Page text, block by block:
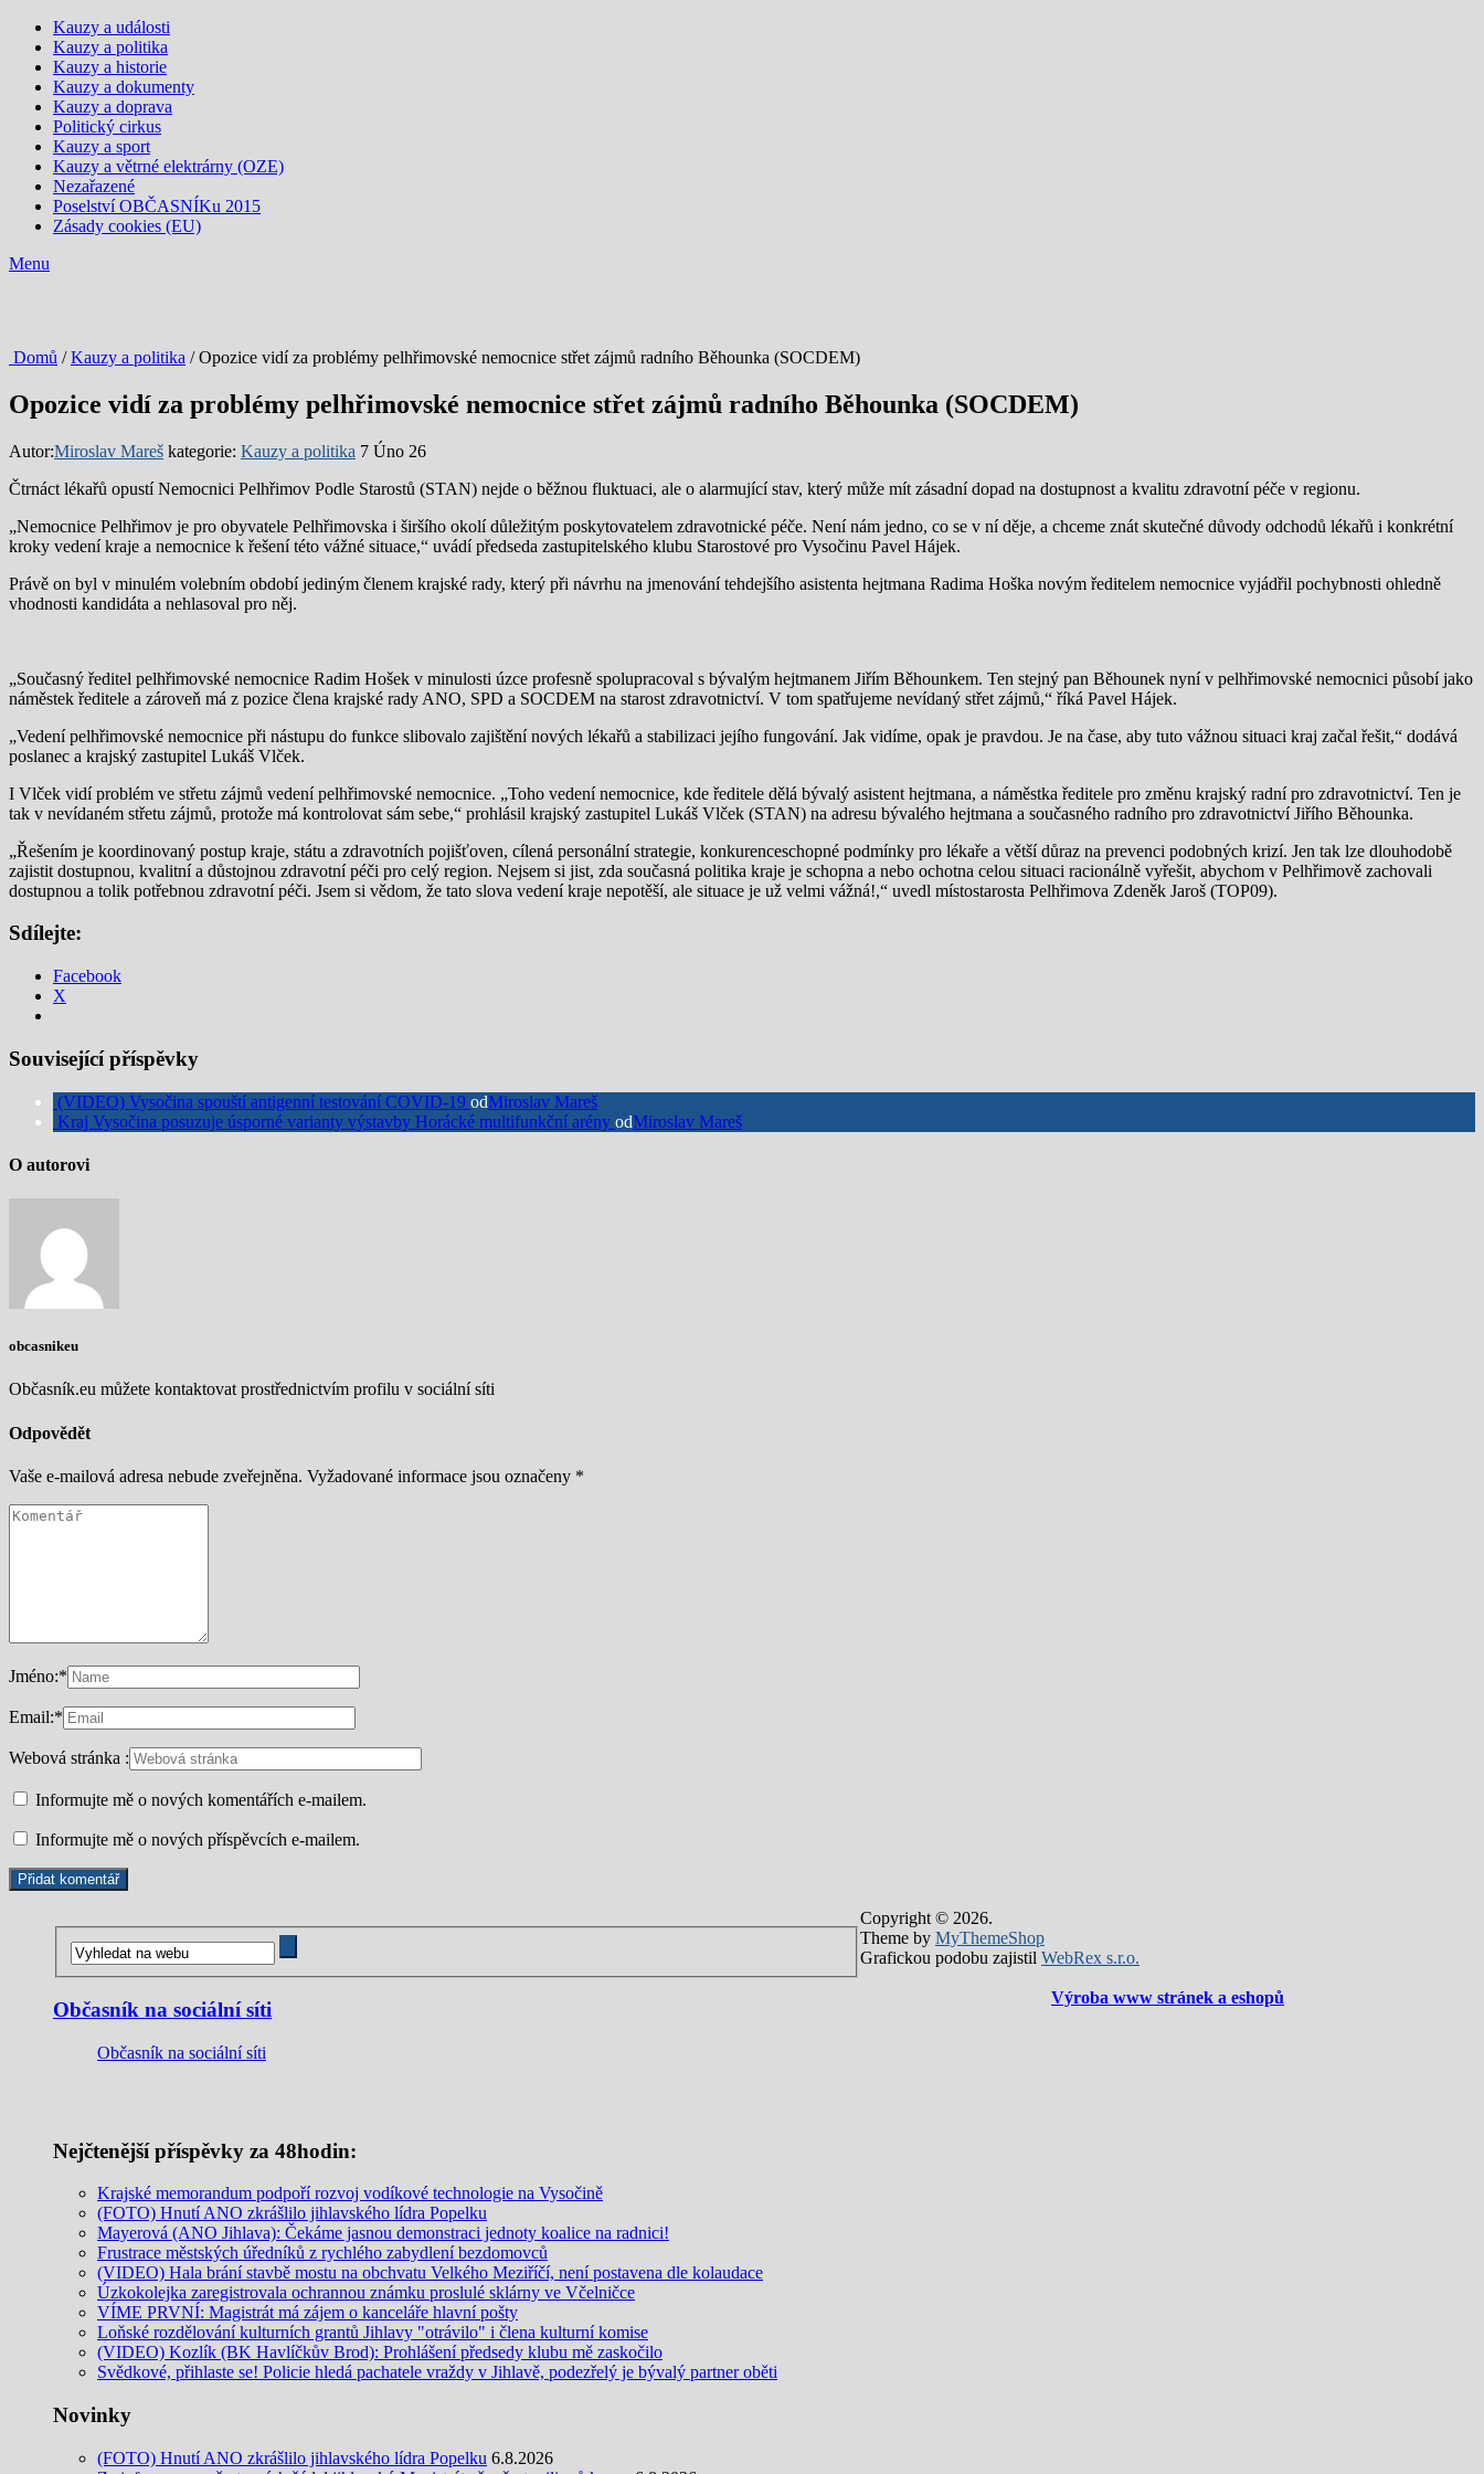
Kauzy a události
Kauzy a politika
Kauzy a historie
Kauzy a dokumenty
Kauzy a doprava
Politický cirkus
Kauzy a sport
Kauzy a větrné elektrárny (OZE)
Nezařazené
Poselství OBČASNÍKu 2015
Zásady cookies (EU)
Menu
Domů /Kauzy a politika / Opozice vidí za problémy pelhřimovské nemocnice střet zájmů radního Běhounka (SOCDEM)
Opozice vidí za problémy pelhřimovské nemocnice střet zájmů radního Běhounka (SOCDEM)
Autor:Miroslav Mareš kategorie: Kauzy a politika 7 Úno 26
Čtrnáct lékařů opustí Nemocnici Pelhřimov Podle Starostů (STAN) nejde o běžnou fluktuaci, ale o alarmující stav, který může mít zásadní dopad na dostupnost a kvalitu zdravotní péče v regionu.
„Nemocnice Pelhřimov je pro obyvatele Pelhřimovska i širšího okolí důležitým poskytovatelem zdravotnické péče. Není nám jedno, co se v ní děje, a chceme znát skutečné důvody odchodů lékařů i konkrétní
kroky vedení kraje a nemocnice k řešení této vážné situace,“ uvádí předseda zastupitelského klubu Starostové pro Vysočinu Pavel Hájek.
Právě on byl v minulém volebním období jediným členem krajské rady, který při návrhu na jmenování tehdejšího asistenta hejtmana Radima Hoška novým ředitelem nemocnice vyjádřil pochybnosti ohledně
vhodnosti kandidáta a nehlasoval pro něj.
„Současný ředitel pelhřimovské nemocnice Radim Hošek v minulosti úzce profesně spolupracoval s bývalým hejtmanem Jiřím Běhounkem. Ten stejný pan Běhounek nyní v pelhřimovské nemocnici působí jako
náměstek ředitele a zároveň má z pozice člena krajské rady ANO, SPD a SOCDEM na starost zdravotnictví. V tom spatřujeme nevídaný střet zájmů,“ říká Pavel Hájek.
„Vedení pelhřimovské nemocnice při nástupu do funkce slibovalo zajištění nových lékařů a stabilizaci jejího fungování. Jak vidíme, opak je pravdou. Je na čase, aby tuto vážnou situaci kraj začal řešit,“ dodává
poslanec a krajský zastupitel Lukáš Vlček.
I Vlček vidí problém ve střetu zájmů vedení pelhřimovské nemocnice. „Toho vedení nemocnice, kde ředitele dělá bývalý asistent hejtmana, a náměstka ředitele pro změnu krajský radní pro zdravotnictví. Ten je
tak v nevídaném střetu zájmů, protože má kontrolovat sám sebe,“ prohlásil krajský zastupitel Lukáš Vlček (STAN) na adresu bývalého hejtmana a současného radního pro zdravotnictví Jiřího Běhounka.
„Řešením je koordinovaný postup kraje, státu a zdravotních pojišťoven, cílená personální strategie, konkurenceschopné podmínky pro lékaře a větší důraz na prevenci podobných krizí. Jen tak lze dlouhodobě
zajistit dostupnou, kvalitní a důstojnou zdravotní péči pro celý region. Nejsem si jist, zda současná politika kraje je schopna a nebo ochotna celou situaci racionálně vyřešit, abychom v Pelhřimově zachovali
dostupnou a tolik potřebnou zdravotní péči. Jsem si vědom, že tato slova vedení kraje nepotěší, ale situace je už velmi vážná!,“ uvedl místostarosta Pelhřimova Zdeněk Jaroš (TOP09).
Sdílejte:
Facebook
X
Související příspěvky
(VIDEO) Vysočina spouští antigenní testování COVID-19 odMiroslav Mareš
Kraj Vysočina posuzuje úsporné varianty výstavby Horácké multifunkční arény odMiroslav Mareš
O autorovi
obcasnikeu
Občasník.eu můžete kontaktovat prostřednictvím profilu v sociální síti
Odpovědět
Vaše e-mailová adresa nebude zveřejněna. Vyžadované informace jsou označeny *
Jméno:*
Email:*
Webová stránka :
Informujte mě o nových komentářích e-mailem.
Informujte mě o nových příspěvcích e-mailem.
Občasník na sociální síti
Občasník na sociální síti
Nejčtenější příspěvky za 48hodin:
Krajské memorandum podpoří rozvoj vodíkové technologie na Vysočině
(FOTO) Hnutí ANO zkrášlilo jihlavského lídra Popelku
Mayerová (ANO Jihlava): Čekáme jasnou demonstraci jednoty koalice na radnici!
Frustrace městských úředníků z rychlého zabydlení bezdomovců
(VIDEO) Hala brání stavbě mostu na obchvatu Velkého Meziříčí, není postavena dle kolaudace
Úzkokolejka zaregistrovala ochrannou známku proslulé sklárny ve Včelničce
VÍME PRVNÍ: Magistrát má zájem o kanceláře hlavní pošty
Loňské rozdělování kulturních grantů Jihlavy "otrávilo" i člena kulturní komise
(VIDEO) Kozlík (BK Havlíčkův Brod): Prohlášení předsedy klubu mě zaskočilo
Svědkové, přihlaste se! Policie hledá pachatele vraždy v Jihlavě, podezřelý je bývalý partner oběti
Novinky
(FOTO) Hnutí ANO zkrášlilo jihlavského lídra Popelku 6.8.2026
Copyright © 2026.
Theme by MyThemeShop
Grafickou podobu zajistil WebRex s.r.o.
Výroba www stránek a eshopů